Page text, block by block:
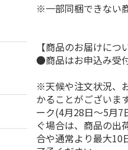
※一部同梱できない
【商品のお届けにつ
●商品はお申込み受
※天候や注文状況、
かることがございま
ーク(4月28日～5月7
ぐ場合は、商品の出
合や通常より最大10